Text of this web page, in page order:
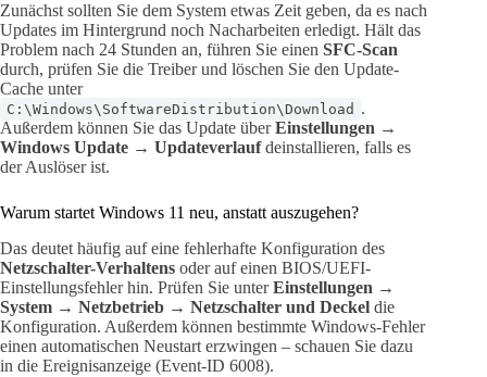
Zunächst sollten Sie dem System etwas Zeit geben, da es nach
Updates im Hintergrund noch Nacharbeiten erledigt. Hält das
Problem nach 24 Stunden an, führen Sie einen SFC-Scan
durch, prüfen Sie die Treiber und löschen Sie den Update-
Cache unter
C:\Windows\SoftwareDistribution\Download .
Außerdem können Sie das Update überEinstellungen →
Windows Update → Updateverlaufdeinstallieren, falls es
der Auslöser ist.
Warum startet Windows 11 neu, anstatt auszugehen?
Das deutet häufig auf eine fehlerhafte Konfiguration des
Netzschalter-Verhaltens oder auf einen BIOS/UEFI-
Einstellungsfehler hin. Prüfen Sie unterEinstellungen →
System → Netzbetrieb → Netzschalter und Deckel die
Konfiguration. Außerdem können bestimmte Windows-Fehler
einen automatischen Neustart erzwingen – schauen Sie dazu
in die Ereignisanzeige (Event-ID 6008).